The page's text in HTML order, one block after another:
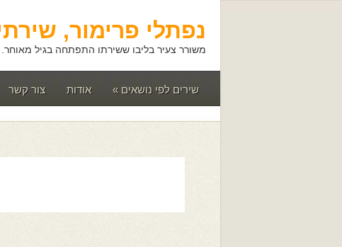
נפתלי פרימור,
משורר צעיר בליבו ששירתו התפתחה בגיל מאוחר.
שירים לפי נושאים » אודות צור קשר